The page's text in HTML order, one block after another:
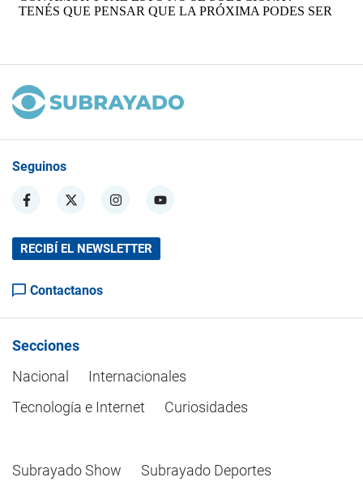
Seguinos
RECIBÍ EL NEWSLETTER
Contactanos
Secciones
Nacional
Internacionales
Tecnología e Internet
Curiosidades
Subrayado Show Subrayado Deportes